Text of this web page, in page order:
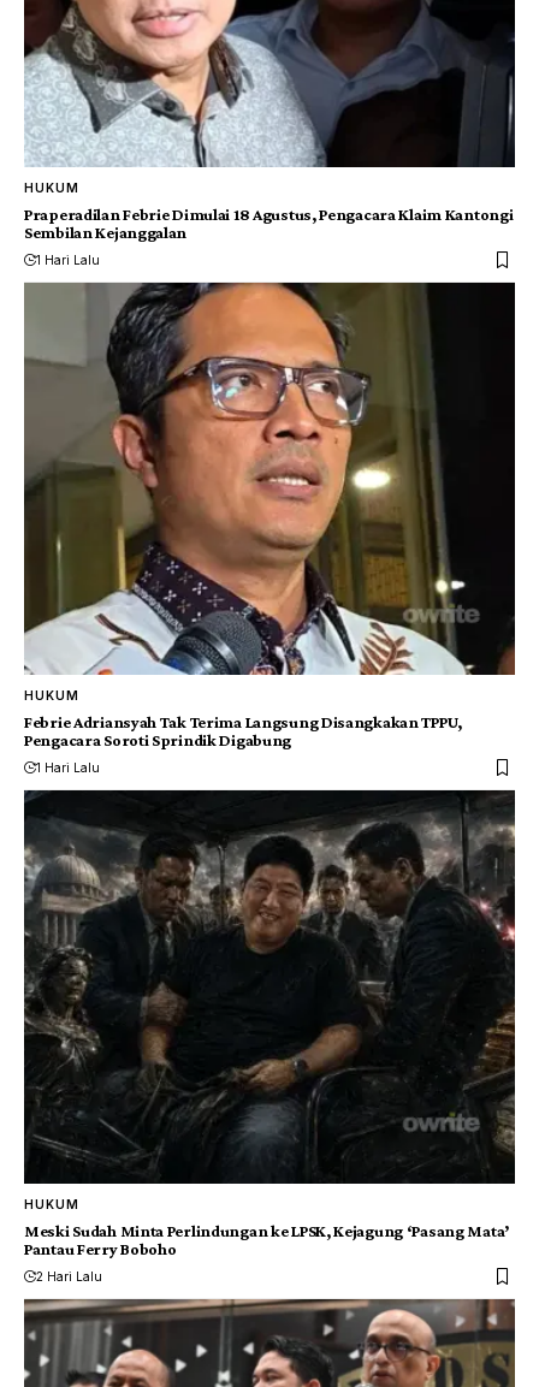
HUKUM
Praperadilan Febrie Dimulai 18 Agustus, Pengacara Klaim Kantongi
Sembilan Kejanggalan
1 Hari Lalu
HUKUM
Febrie Adriansyah Tak Terima Langsung Disangkakan TPPU,
Pengacara Soroti Sprindik Digabung
1 Hari Lalu
HUKUM
Meski Sudah Minta Perlindungan ke LPSK, Kejagung ‘Pasang Mata’
Pantau Ferry Boboho
2 Hari Lalu